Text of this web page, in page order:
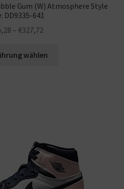
Gum (W) Atmosphere Style
DD9335-641
– €327,72
wählen